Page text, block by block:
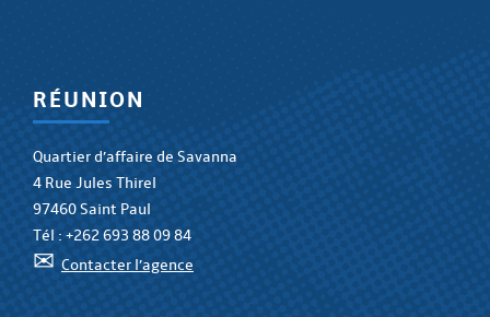
RÉUNION
Quartier d’affaire de Savanna
4 Rue Jules Thirel
97460 Saint Paul
Tél : +262 693 88 09 84
✉ Contacter l’agence